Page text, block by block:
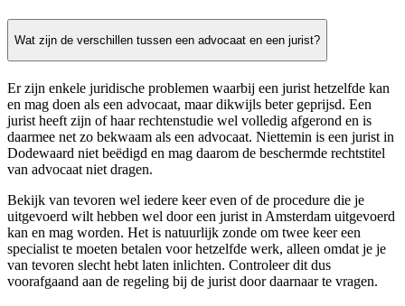
Wat zijn de verschillen tussen een advocaat en een jurist?
Er zijn enkele juridische problemen waarbij een jurist hetzelfde kan
en mag doen als een advocaat, maar dikwijls beter geprijsd. Een
jurist heeft zijn of haar rechtenstudie wel volledig afgerond en is
daarmee net zo bekwaam als een advocaat. Niettemin is een jurist in
Dodewaard niet beëdigd en mag daarom de beschermde rechtstitel
van advocaat niet dragen.
Bekijk van tevoren wel iedere keer even of de procedure die je
uitgevoerd wilt hebben wel door een jurist in Amsterdam uitgevoerd
kan en mag worden. Het is natuurlijk zonde om twee keer een
specialist te moeten betalen voor hetzelfde werk, alleen omdat je je
van tevoren slecht hebt laten inlichten. Controleer dit dus
voorafgaand aan de regeling bij de jurist door daarnaar te vragen.